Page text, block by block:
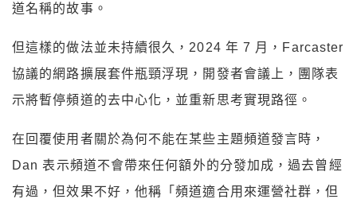
道名稱的故事。
但這樣的做法並未持續很久，2024 年 7 月，Farcaster
協議的網路擴展套件瓶頸浮現，開發者會議上，團隊表
示將暫停頻道的去中心化，並重新思考實現路徑。
在回覆使用者關於為何不能在某些主題頻道發言時，
Dan 表示頻道不會帶來任何額外的分發加成，過去曾經
有過，但效果不好，他稱「頻道適合用來運營社群，但